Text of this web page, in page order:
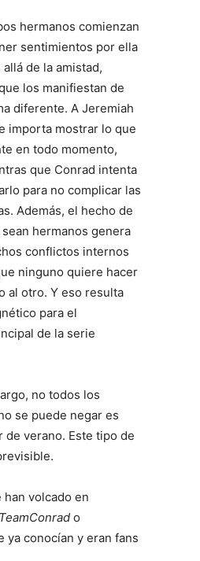
hermanos comienzan
sentimientos por ella
allá de la amistad,
los manifiestan de
diferente. A Jeremiah
importa mostrar lo que
en todo momento,
que Conrad intenta
para no complicar las
Además, el hecho de
hermanos genera
conflictos internos
ninguno quiere hacer
al otro. Y eso resulta
para el
de la serie
no todos los
se puede negar es
verano. Este tipo de
volcado en
o
ya conocían y eran fans